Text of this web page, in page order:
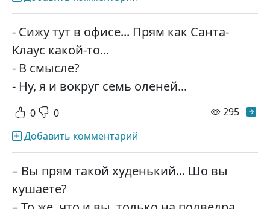
- Сижу тут в офисе... Прям как Санта-
Клаус какой-то...
- В смысле?
- Ну, я и вокруг семь оленей...
0 0 295
Добавить комментарий
– Вы прям такой худенький... Шо вы
кушаете?